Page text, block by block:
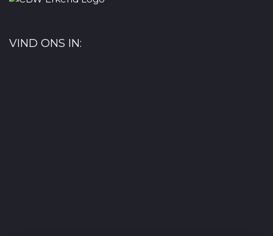
VIND ONS IN: